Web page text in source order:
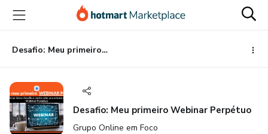
para
conteúdo
principal
para
pagamento
para
rodapé
Desafio: Meu primeiro Webinar Perpétuo
Desafio: Meu primeiro Webinar Perpétuo
Grupo Online em Foco